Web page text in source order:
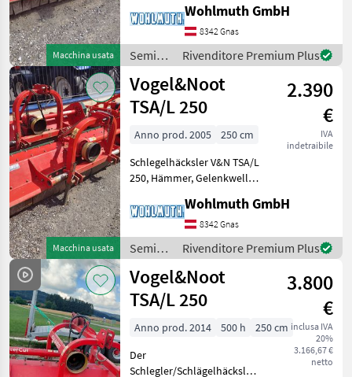
Macchina usata
Hämmer, Gelenkwelle; Tipo
di martello: Mazza per
trincia, Orientamento
laterale: Idraulico, Rullo p
Wohlmuth GmbH
8342 Gnas
Semina
e cura /
Vogel&Noot
Rivenditore Premium Plus
Macchina usata
Vogel&Noot
TSA/L 250
2.390
€
IVA
indetraibile
Anno prod. 2005
250 cm
Schlegelhäcksler V&N TSA/L
250, Hämmer, Gelenkwelle,
di martello: Mazza per
trincia, Orientamento
laterale: Idraulico, Rullo
posteriore Semi
Wohlmuth GmbH
8342 Gnas
Semina
e cura /
Vogel&Noot
Rivenditore Premium Plus
Vogel&Noot
TSA/L 250
3.800
€
inclusa IVA
20%
3.166,67 €
netto
Anno prod. 2014 500 h
250 cm
Der
Schlegler/Schlägelhäcksler